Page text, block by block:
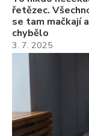
řetězec.
se tam mačkají
chybělo
3. 7. 2025